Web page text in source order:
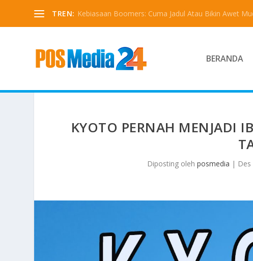
TREN: Kebiasaan Boomers: Cuma Jadul Atau Bikin Awet
BERANDA
KYOTO PERNAH MENJADI
Diposting oleh posmedia |